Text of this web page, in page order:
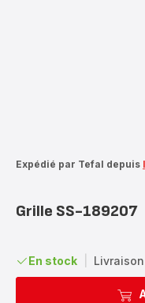
Expédié par Tefal depuis
Grille SS-189207
En stock